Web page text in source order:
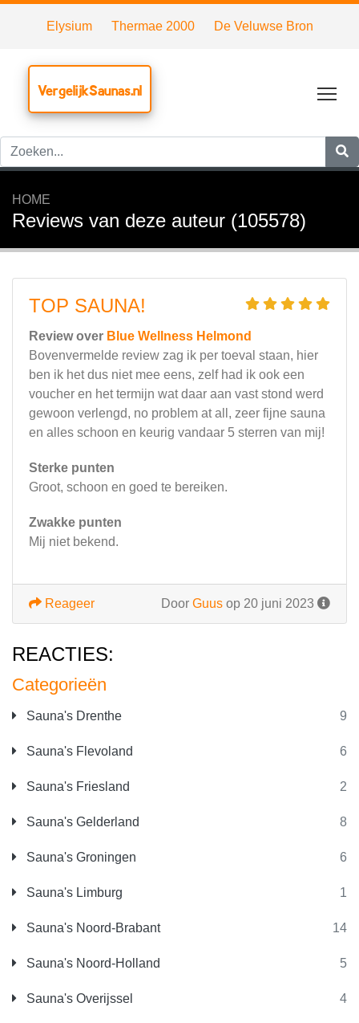
Elysium Thermae 2000 De Veluwse Bron
VergelijkSaunas.nl
HOME
Reviews van deze auteur (105578)
Categorieën
Sauna's Drenthe 9
Sauna's Flevoland 6
Sauna's Friesland 2
Sauna's Gelderland 8
Sauna's Groningen 6
Sauna's Limburg 1
Sauna's Noord-Brabant 14
Sauna's Noord-Holland 5
Sauna's Overijssel 4
TOP SAUNA!
Review over Blue Wellness Helmond
Bovenvermelde review zag ik per toeval staan, hier
ben ik het dus niet mee eens, zelf had ik ook een
voucher en het termijn wat daar aan vast stond werd
gewoon verlengd, no problem at all, zeer fijne sauna
en alles schoon en keurig vandaar 5 sterren van mij!
Sterke punten
Groot, schoon en goed te bereiken.
Zwakke punten
Mij niet bekend.
Door Guus op 20 juni 2023
Reageer
REACTIES: